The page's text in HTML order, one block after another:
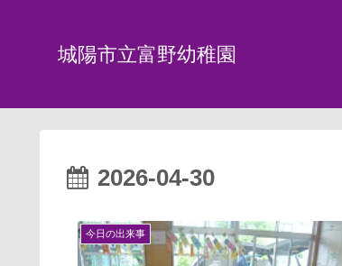
城陽市立富野幼稚園
2026-04-30
今日の出来事